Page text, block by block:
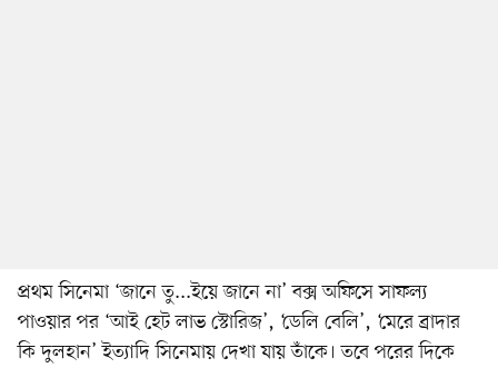
প্রথম সিনেমা ‘জানে তু...ইয়ে জানে না’ বক্স অফিসে সাফল্য
পাওয়ার পর ‘আই হেট লাভ স্টোরিজ’, ‘ডেলি বেলি’, ‘মেরে ব্রাদার
কি দুলহান’ ইত্যাদি সিনেমায় দেখা যায় তাঁকে। তবে পরের দিকে